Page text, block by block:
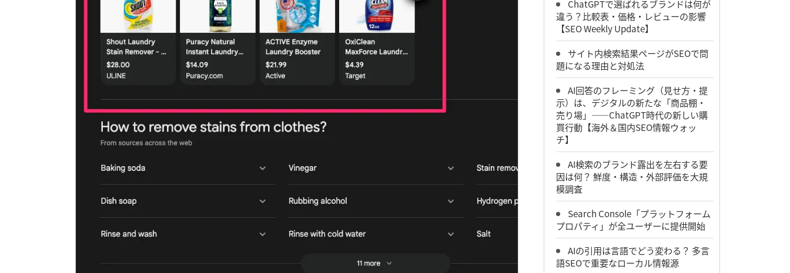
ChatGPTで選ばれるブランドは何が
違う？比較表・価格・レビューの影響
【SEO Weekly Update】
サイト内検索結果ページがSEOで問
題になる理由と対処法
AI回答のフレーミング（見せ方・提
示）は、デジタルの新たな「商品棚・
売り場」――ChatGPT時代の新しい購
買行動【海外＆国内SEO情報ウォッ
チ】
AI検索のブランド露出を左右する要
因は何？ 鮮度・構造・外部評価を大規
模調査
Search Console「プラットフォーム
プロパティ」が全ユーザーに提供開始
AIの引用は言語でどう変わる？ 多言
語SEOで重要なローカル情報源